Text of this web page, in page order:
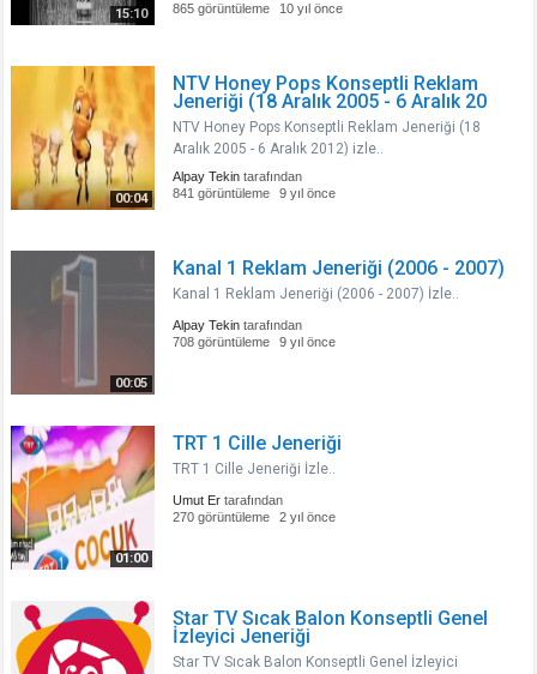
15:10
865 görüntüleme
10 yıl önce
00:04
NTV Honey Pops Konseptli Reklam
Jeneriği (18 Aralık 2005 - 6 Aralık 20
NTV Honey Pops Konseptli Reklam Jeneriği (18
Aralık 2005 - 6 Aralık 2012) izle..
Alpay Tekin tarafından
841 görüntüleme
9 yıl önce
00:05
Kanal 1 Reklam Jeneriği (2006 - 2007)
Kanal 1 Reklam Jeneriği (2006 - 2007) İzle..
Alpay Tekin tarafından
708 görüntüleme
9 yıl önce
01:00
TRT 1 Cille Jeneriği
TRT 1 Cille Jeneriği İzle..
Umut Er tarafından
270 görüntüleme
2 yıl önce
Star TV Sıcak Balon Konseptli Genel
İzleyici Jeneriği
Star TV Sıcak Balon Konseptli Genel İzleyici